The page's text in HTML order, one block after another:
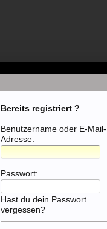
Bereits registriert ?
Benutzername oder E-Mail-
Adresse:
Passwort:
Hast du dein Passwort
vergessen?